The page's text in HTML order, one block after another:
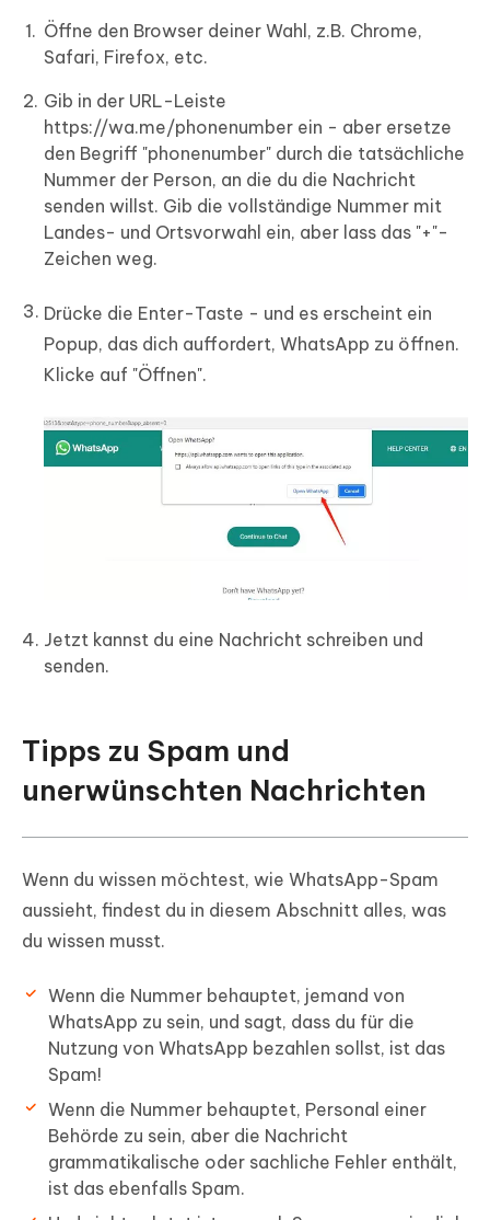
Öffne den Browser deiner Wahl, z.B. Chrome,
Safari, Firefox, etc.
Gib in der URL-Leiste
https://wa.me/phonenumber ein - aber ersetze
den Begriff "phonenumber" durch die tatsächliche
Nummer der Person, an die du die Nachricht
senden willst. Gib die vollständige Nummer mit
Landes- und Ortsvorwahl ein, aber lass das "+"-
Zeichen weg.
Drücke die Enter-Taste - und es erscheint ein
Popup, das dich auffordert, WhatsApp zu öffnen.
Klicke auf "Öffnen".
Jetzt kannst du eine Nachricht schreiben und
senden.
Tipps zu Spam und
unerwünschten Nachrichten
Wenn du wissen möchtest, wie WhatsApp-Spam
aussieht, findest du in diesem Abschnitt alles, was
du wissen musst.
Wenn die Nummer behauptet, jemand von
WhatsApp zu sein, und sagt, dass du für die
Nutzung von WhatsApp bezahlen sollst, ist das
Spam!
Wenn die Nummer behauptet, Personal einer
Behörde zu sein, aber die Nachricht
grammatikalische oder sachliche Fehler enthält,
ist das ebenfalls Spam.